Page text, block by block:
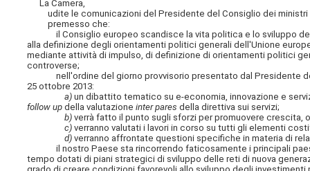
La Camera,
udite le comunicazioni del Presidente del Consiglio dei ministri
premesso che:
il Consiglio europeo scandisce la vita politica e lo sviluppo
alla definizione degli orientamenti politici generali dell'Unione
mediante attività di impulso, di definizione di orientamenti politici
controverse;
nell'ordine del giorno provvisorio presentato dal Presidente del
25 ottobre 2013:
a) un dibattito tematico su e-economia, innovazione e
follow up della valutazioneinter pares della direttiva sui servizi;
b) verrà fatto il punto sugli sforzi per promuovere
c) verranno valutati i lavori in corso su tutti gli elementi
d) verranno affrontate questioni specifiche in materia di
il nostro Paese sta rincorrendo faticosamente i principali
tempo dotati di piani strategici di sviluppo delle reti di nuova